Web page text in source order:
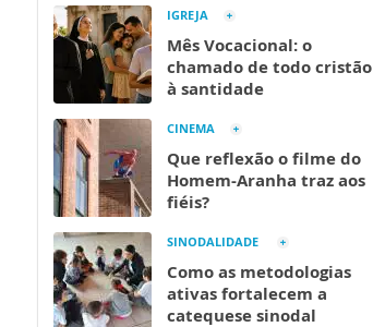
IGREJA
Mês Vocacional: o
chamado de todo cristão
à santidade
CINEMA
Que reflexão o filme do
Homem-Aranha traz aos
fiéis?
SINODALIDADE
Como as metodologias
ativas fortalecem a
catequese sinodal